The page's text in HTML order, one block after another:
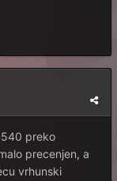
540 preko
precenjen, a
vrhunski